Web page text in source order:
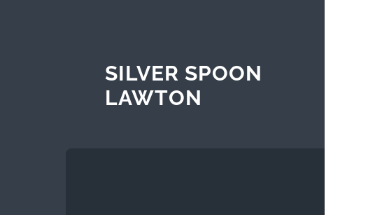
SILVER SPOON
LAWTON